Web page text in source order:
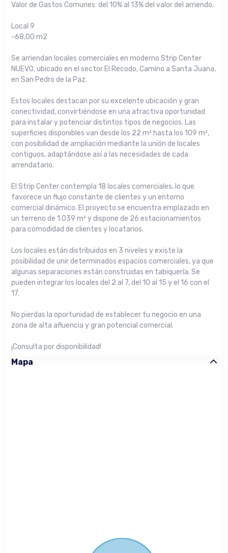
Valor de Gastos Comunes: del 10% al 13% del valor del arriendo.
Local 9
-68,00 m2
Se arriendan locales comerciales en moderno Strip Center
NUEVO, ubicado en el sector El Recodo, Camino a Santa Juana,
en San Pedro de la Paz.
Estos locales destacan por su excelente ubicación y gran
conectividad, convirtiéndose en una atractiva oportunidad
para instalar y potenciar distintos tipos de negocios. Las
superficies disponibles van desde los 22 m² hasta los 109 m²,
con posibilidad de ampliación mediante la unión de locales
contiguos, adaptándose así a las necesidades de cada
arrendatario.
El Strip Center contempla 18 locales comerciales, lo que
favorece un flujo constante de clientes y un entorno
comercial dinámico. El proyecto se encuentra emplazado en
un terreno de 1.039 m² y dispone de 26 estacionamientos
para comodidad de clientes y locatarios.
Los locales están distribuidos en 3 niveles y existe la
posibilidad de unir determinados espacios comerciales, ya que
algunas separaciones están construidas en tabiquería. Se
pueden integrar los locales del 2 al 7, del 10 al 15 y el 16 con el
17.
No pierdas la oportunidad de establecer tu negocio en una
zona de alta afluencia y gran potencial comercial.
¡Consulta por disponibilidad!
Mapa